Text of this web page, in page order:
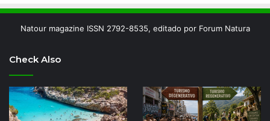
Natour magazine ISSN 2792-8535, editado por Forum Natura
Check Also